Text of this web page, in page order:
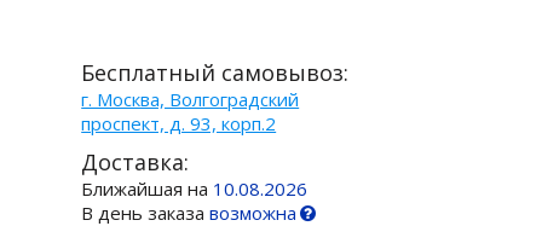
Бесплатный самовывоз:
г. Москва, Волгоградский
проспект, д. 93, корп.2
Доставка:
Ближайшая на 10.08.2026
В день заказавозможна